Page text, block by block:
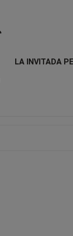
LA INVITADA